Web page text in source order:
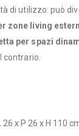
di utilizzo: può
zone living
per spazi
contrario.
26 x P 26 x H 110